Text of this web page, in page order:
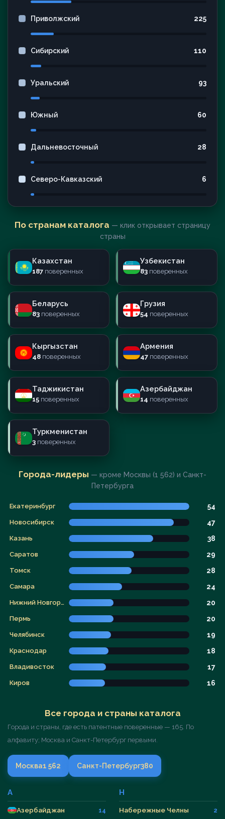
Приволжский 225
Сибирский 110
Уральский 93
Южный 60
Дальневосточный 28
Северо-Кавказский 6
По странам каталога — клик открывает страницу
страны
Казахстан
187 поверенных
Узбекистан
83 поверенных
Беларусь
83 поверенных
Грузия
54 поверенных
Кыргызстан
48 поверенных
Армения
47 поверенных
Таджикистан
15 поверенных
Азербайджан
14 поверенных
Туркменистан
3 поверенных
Города-лидеры — кроме Москвы (1 562) и Санкт-
Петербурга
Екатеринбург 54
Новосибирск 47
Казань 38
Саратов 29
Томск 28
Самара 24
Нижний Новгород 20
Пермь 20
Челябинск 19
Краснодар 18
Владивосток 17
Киров 16
Все города и страны каталога
Города и страны, где есть патентные поверенные — 165. По
алфавиту; Москва и Санкт-Петербург первыми.
Москва1 562 Санкт-Петербург380
А
Азербайджан 14
Н
Набережные Челны 2